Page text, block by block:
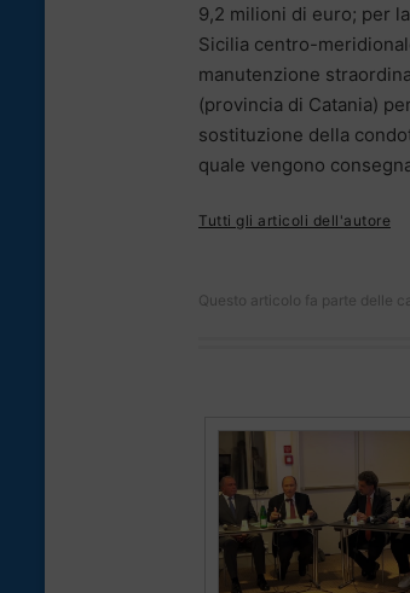
9,2 milioni di euro; per
Sicilia centro-
manutenzione
(provincia di Catania)
sostituzione della
quale vengono
Tutti gli articoli dell'autore
Questo articolo fa parte delle